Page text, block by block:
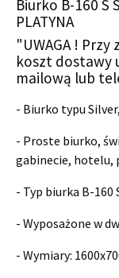
Biurko B-160 S
PLATYNA
"UWAGA !
koszt dostawy
mailową lub
- Biurko typu
- Proste biurko,
gabinecie, hotelu,
- Typ biurka B-160
- Wyposażone w
- Wymiary: